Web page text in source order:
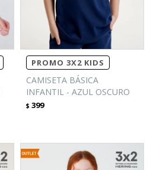
PROMO 3X2 KIDS
CAMISETA BÁSICA
INFANTIL - AZUL OSCURO
$ 399